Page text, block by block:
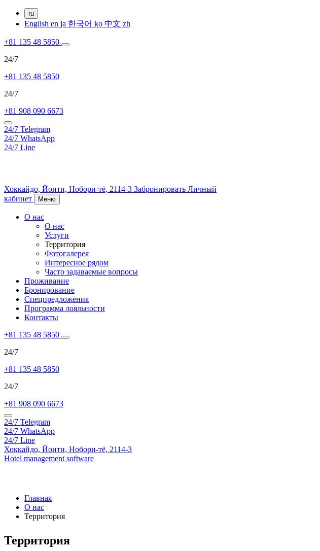
ru
English en ja 한국어 ko 中文 zh
+81 135 48 5850
24/7
+81 135 48 5850
24/7
+81 908 090 6673
24/7 Telegram
24/7 WhatsApp
24/7 Line
Хоккайдо, Йоити, Нобори-тё, 2114-3 Забронировать Личный
кабинет
Меню
О нас
О нас
Услуги
Территория
Фотогалерея
Интересное рядом
Часто задаваемые вопросы
Проживание
Бронирование
Спецпредложения
Программа лояльности
Контакты
+81 135 48 5850
24/7
+81 135 48 5850
24/7
+81 908 090 6673
24/7 Telegram
24/7 WhatsApp
24/7 Line
Хоккайдо, Йоити, Нобори-тё, 2114-3
Hotel management software
Главная
О нас
Территория
Территория